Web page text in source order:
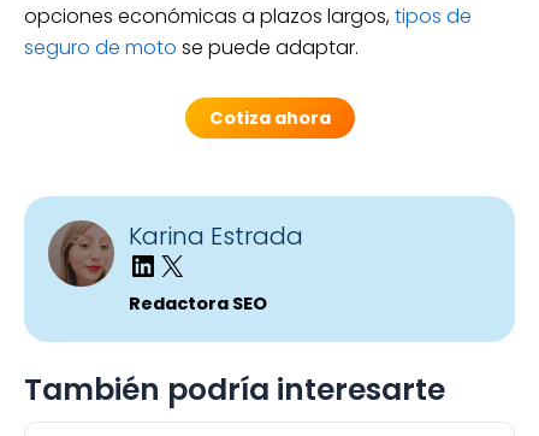
opciones económicas a plazos largos,tipos de
seguro de moto se puede adaptar.
Cotiza ahora
Karina Estrada
Redactora SEO
También podría interesarte